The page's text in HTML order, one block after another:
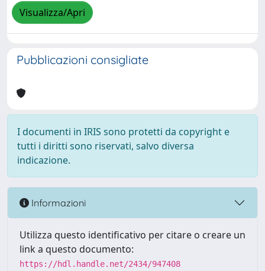
Visualizza/Apri
Pubblicazioni consigliate
I documenti in IRIS sono protetti da copyright e
tutti i diritti sono riservati, salvo diversa
indicazione.
Informazioni
Utilizza questo identificativo per citare o creare un
link a questo documento:
https://hdl.handle.net/2434/947408